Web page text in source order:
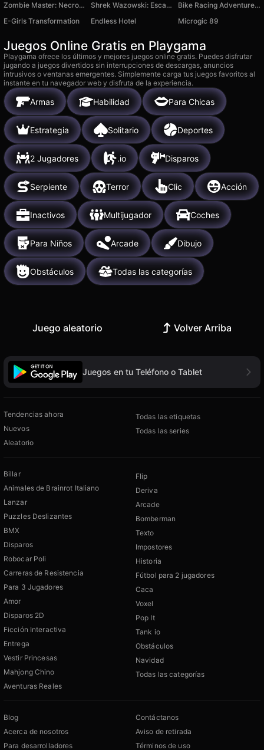
Zombie Master: Necromancer
Shrek Wazowski: Escape from the backrooms
Bike Racing Adventure Game
E-Girls Transformation
Endless Hotel Microgic 89
Juegos Online Gratis en Playgama
Playgama ofrece los últimos y mejores juegos online gratis. Puedes disfrutar
jugando a juegos divertidos sin interrupciones de descargas, anuncios
intrusivos o ventanas emergentes. Simplemente carga tus juegos favoritos al
instante en tu navegador web y disfruta de la experiencia.
Armas Habilidad Para Chicas
Estrategia Solitario Deportes
2 Jugadores .io Disparos
Serpiente Terror Clic Acción
Inactivos Multijugador Coches
Para Niños Arcade Dibujo
Obstáculos Todas las categorías
Juego aleatorio Volver Arriba
Juegos en tu Teléfono o Tablet
Tendencias ahora
Nuevos
Aleatorio
Todas las etiquetas
Todas las series
Billar
Animales de Brainrot Italiano
Lanzar
Puzzles Deslizantes
BMX
Disparos
Robocar Poli
Carreras de Resistencia
Para 3 Jugadores
Amor
Disparos 2D
Ficción Interactiva
Entrega
Vestir Princesas
Mahjong Chino
Aventuras Reales
Flip
Deriva
Arcade
Bomberman
Texto
Impostores
Historia
Fútbol para 2 jugadores
Caca
Voxel
Pop It
Tank io
Obstáculos
Navidad
Todas las categorías
Blog
Acerca de nosotros
Para desarrolladores
Contáctanos
Aviso de retirada
Términos de uso